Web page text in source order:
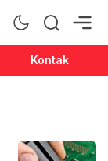
Kontak